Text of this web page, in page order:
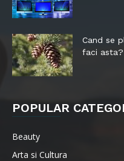
Cand se
faci asta?
POPULAR
Beauty
Arta si Cultura